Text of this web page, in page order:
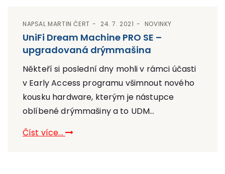
NAPSAL MARTIN ČERT 24. 7. 2021 NOVINKY
UniFi Dream Machine PRO SE –
upgradovaná drýmmašina
Někteří si poslední dny mohli v rámci účasti
v Early Access programu všimnout nového
kousku hardware, kterým je nástupce
oblíbené drýmmašiny a to UDM...
Číst více...